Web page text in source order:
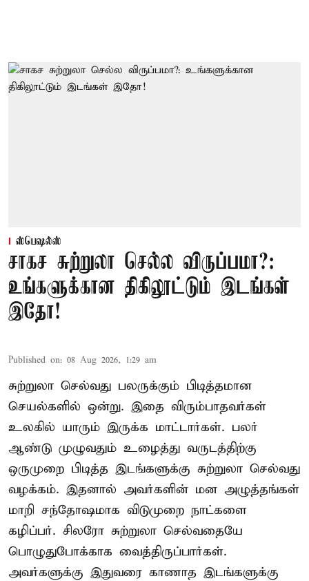
ஸ்பெஷல்ஸ்
சாகச சுற்றுலா செல்ல விருப்பமா?:
உங்களுக்கான திகிலூட்டும் இடங்கள்
இதோ!
Published on: 08 Aug 2026, 1:29 am
சுற்றுலா செல்வது பலருக்கும் பிடித்தமான
செயல்களில் ஒன்று. இதை விரும்பாதவர்கள்
உலகில் யாரும் இருக்க மாட்டார்கள். பலர்
ஆண்டு முழுவதும் உழைத்து வருடத்திற்கு
ஒருமுறை பிடித்த இடங்களுக்கு சுற்றுலா செல்வது
வழக்கம். இதனால் அவர்களின் மன அழுத்தங்கள்
மாறி சந்தோஷமாக விடுமுறை நாட்களை
கழிப்பர். சிலரோ சுற்றுலா செல்வதையே
பொழுதுபோக்காக வைத்திருப்பார்கள்.
அவர்களுக்கு இதுவரை காணாத இடங்களுக்கு